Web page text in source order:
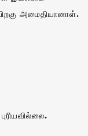
அமைதியானாள்.